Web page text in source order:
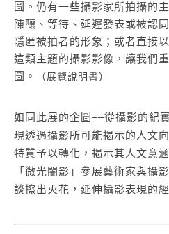
圖。仍有一些攝影家所拍攝的
陳釀、等待、延遲發表或被認
隱匿被拍者的形象；或者直接
這類主題的攝影影像，讓我們
圖。
（展覽說明書）
如同此展的企圖––從攝影的紀
現透過攝影所可能揭示的人文
特質予以轉化，揭示其人文意
「微光闇影」參展藝術家與攝
談擦出火花，延伸攝影表現的經